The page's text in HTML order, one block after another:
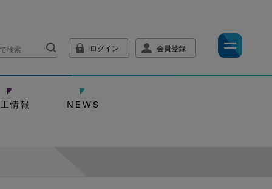
ログイン 会員登録
情報 NEWS